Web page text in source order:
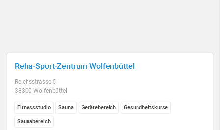
Reha-Sport-Zentrum Wolfenbüttel
Reichsstrasse 5
38300 Wolfenbüttel
Fitnessstudio Sauna Gerätebereich Gesundheitskurse
Saunabereich